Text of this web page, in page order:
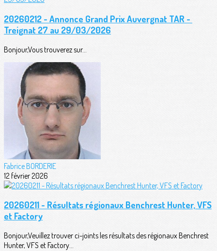
20260212 - Annonce Grand Prix Auvergnat TAR -
Treignat 27 au 29/03/2026
Bonjour,Vous trouverez sur...
Fabrice BORDERIE
12 février 2026
20260211 - Résultats régionaux Benchrest Hunter, VFS
et Factory
Bonjour,Veuillez trouver ci-joints les résultats des régionaux Benchrest
Hunter, VFS et Factory...